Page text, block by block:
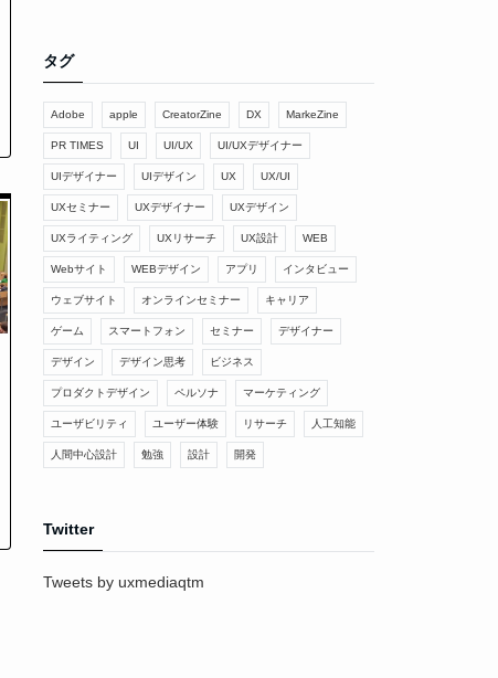
タグ
Adobe apple CreatorZine DX MarkeZine
PR TIMES UI UI/UX UI/UXデザイナー
UIデザイナー UIデザイン UX UX/UI
UXセミナー UXデザイナー UXデザイン
UXライティング UXリサーチ UX設計 WEB
Webサイト WEBデザイン アプリ インタビュー
ウェブサイト オンラインセミナー キャリア
ゲーム スマートフォン セミナー デザイナー
デザイン デザイン思考 ビジネス
プロダクトデザイン ペルソナ マーケティング
ユーザビリティ ユーザー体験 リサーチ 人工知能
人間中心設計 勉強 設計 開発
Twitter
Tweets by uxmediaqtm